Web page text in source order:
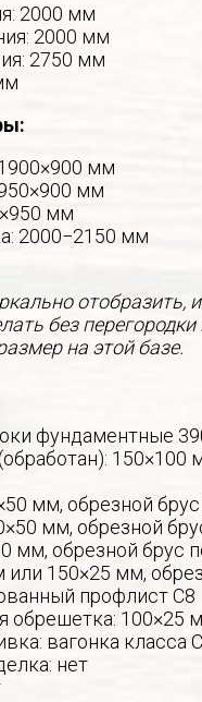
2000 мм
2000 мм
2750 мм
мм
мм
мм
2000−2150 мм
отобразить,
без перегородки
на этой базе.
фундаментные
150×100
мм, обрезной
мм, обрезной
мм, обрезной брус
150×25 мм,
профлист С8
обрешетка: 100×25
вагонка класса С
нет